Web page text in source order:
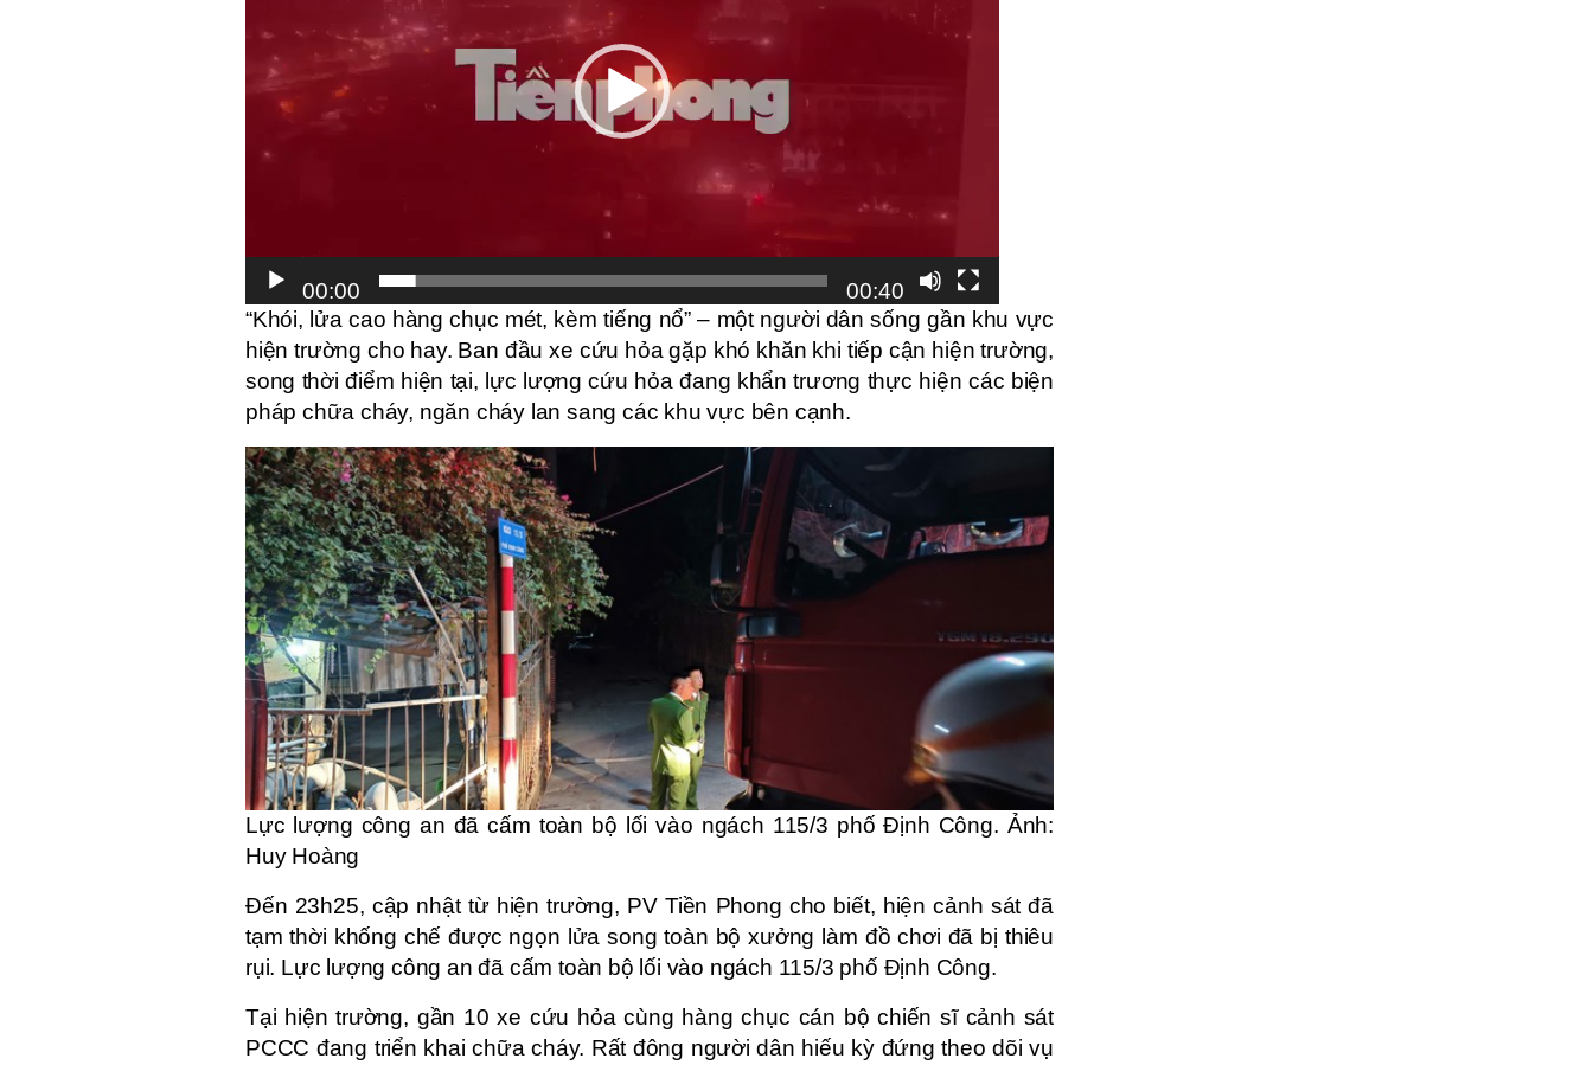
00:00
00:40
“Khói, lửa cao hàng chục mét, kèm tiếng nổ” – một người dân sống gần khu vực
hiện trường cho hay. Ban đầu xe cứu hỏa gặp khó khăn khi tiếp cận hiện trường,
song thời điểm hiện tại, lực lượng cứu hỏa đang khẩn trương thực hiện các biện
pháp chữa cháy, ngăn cháy lan sang các khu vực bên cạnh.
Lực lượng công an đã cấm toàn bộ lối vào ngách 115/3 phố Định Công. Ảnh:
Huy Hoàng
Đến 23h25, cập nhật từ hiện trường, PV Tiền Phong cho biết, hiện cảnh sát đã
tạm thời khống chế được ngọn lửa song toàn bộ xưởng làm đồ chơi đã bị thiêu
rụi. Lực lượng công an đã cấm toàn bộ lối vào ngách 115/3 phố Định Công.
Tại hiện trường, gần 10 xe cứu hỏa cùng hàng chục cán bộ chiến sĩ cảnh sát
PCCC đang triển khai chữa cháy. Rất đông người dân hiếu kỳ đứng theo dõi vụ